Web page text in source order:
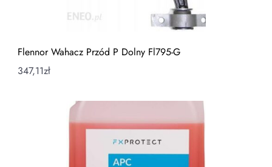
Flennor Wahacz Przód P Dolny Fl795-G
347,11zł